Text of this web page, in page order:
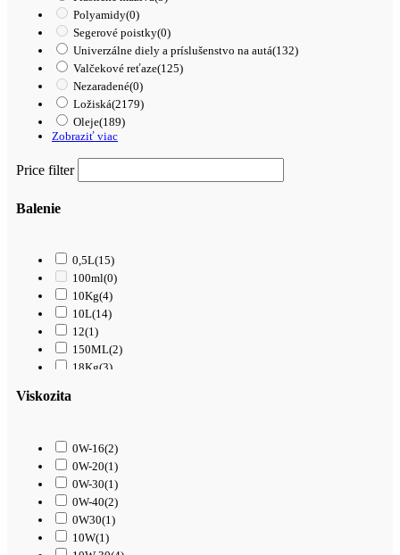
Polyamidy(0)
Segerové poistky(0)
Univerzálne diely a príslušenstvo na autá(132)
Valčekové reťaze(125)
Nezaradené(0)
Ložiská(2179)
Oleje(189)
Zobraziť viac
Price filter
Balenie
0,5L(15)
100ml(0)
10Kg(4)
10L(14)
12(1)
150ML(2)
18Kg(3)
20L (40)
250ML(1)
25Kg(5)
25L
(7)
2L (0)
3,4L (1)
Viskozita
0W-16(2)
0W-20(1)
0W-30(1)
0W-40(2)
0W30(1)
10W(1)